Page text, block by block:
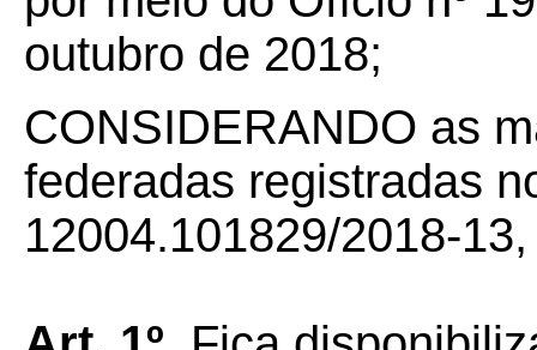
outubro de 2018;
CONSIDERANDO as
federadas registradas
12004.101829/2018-